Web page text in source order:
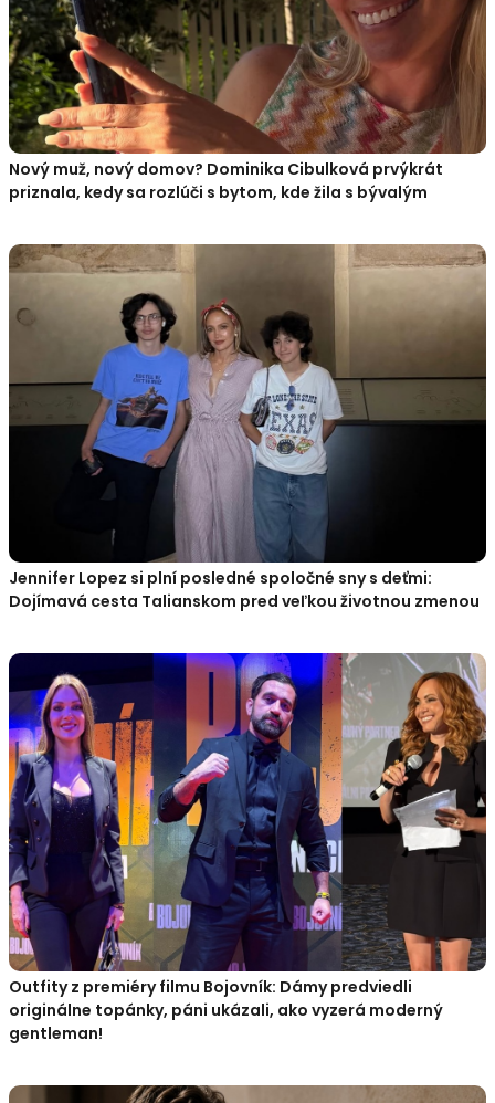
Nový muž, nový domov? Dominika Cibulková prvýkrát
priznala, kedy sa rozlúči s bytom, kde žila s bývalým
Jennifer Lopez si plní posledné spoločné sny s deťmi:
Dojímavá cesta Talianskom pred veľkou životnou zmenou
Outfity z premiéry filmu Bojovník: Dámy predviedli
originálne topánky, páni ukázali, ako vyzerá moderný
gentleman!